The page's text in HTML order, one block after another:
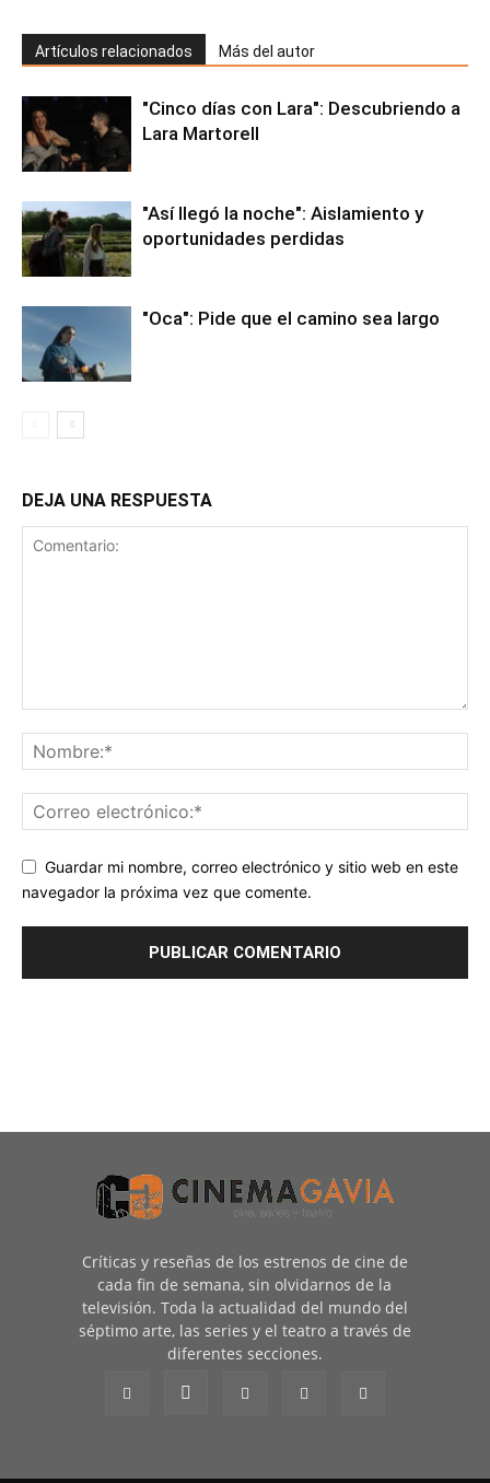
Artículos relacionados Más del autor
"Cinco días con Lara": Descubriendo a
Lara Martorell
"Así llegó la noche": Aislamiento y
oportunidades perdidas
"Oca": Pide que el camino sea largo
DEJA UNA RESPUESTA
Guardar mi nombre, correo electrónico y sitio web en este
navegador la próxima vez que comente.
Críticas y reseñas de los estrenos de cine de
cada fin de semana, sin olvidarnos de la
televisión. Toda la actualidad del mundo del
séptimo arte, las series y el teatro a través de
diferentes secciones.